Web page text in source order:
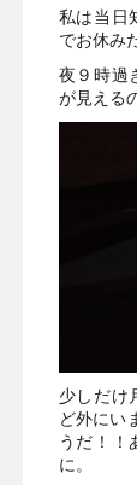
私は当日
でお休み
夜９時過
が見える
少しだけ
ど外にい
うだ！！
に。